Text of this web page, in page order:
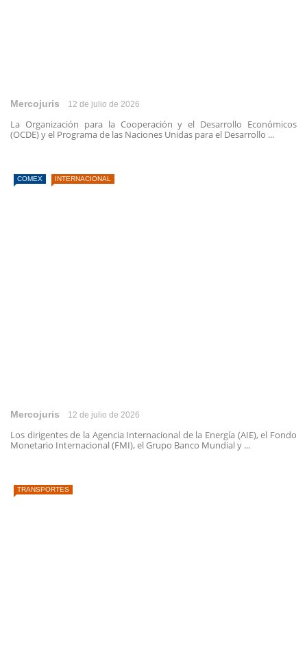
Mercojuris 12 de julio de 2026
La Organización para la Cooperación y el Desarrollo Económicos
(OCDE) y el Programa de las Naciones Unidas para el Desarrollo ...
COMEX INTERNACIONAL
Mercojuris 12 de julio de 2026
Los dirigentes de la Agencia Internacional de la Energía (AIE), el Fondo
Monetario Internacional (FMI), el Grupo Banco Mundial y ...
TRANSPORTES